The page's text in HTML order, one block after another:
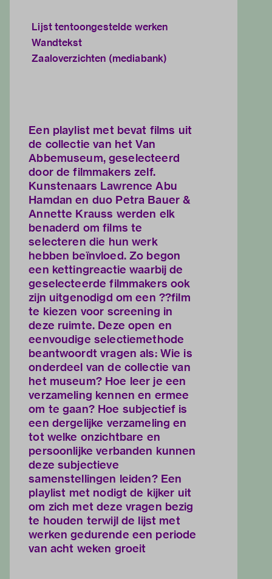
Lijst tentoongestelde werken
Wandtekst
Zaaloverzichten (mediabank)
Een playlist met bevat films uit
de collectie van het Van
Abbemuseum, geselecteerd
door de filmmakers zelf.
Kunstenaars Lawrence Abu
Hamdan en duo Petra Bauer &
Annette Krauss werden elk
benaderd om films te
selecteren die hun werk
hebben beïnvloed. Zo begon
een kettingreactie waarbij de
geselecteerde filmmakers ook
zijn uitgenodigd om een ??film
te kiezen voor screening in
deze ruimte. Deze open en
eenvoudige selectiemethode
beantwoordt vragen als: Wie is
onderdeel van de collectie van
het museum? Hoe leer je een
verzameling kennen en ermee
om te gaan? Hoe subjectief is
een dergelijke verzameling en
tot welke onzichtbare en
persoonlijke verbanden kunnen
deze subjectieve
samenstellingen leiden? Een
playlist met nodigt de kijker uit
om zich met deze vragen bezig
te houden terwijl de lijst met
werken gedurende een periode
van acht weken groeit